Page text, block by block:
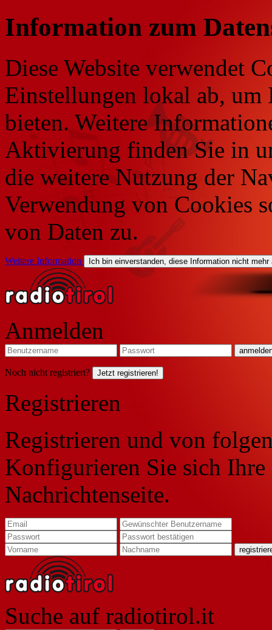
Information zum
Diese Website verwendet
Einstellungen lokal ab, um
bieten. Weitere
Aktivierung finden Sie in
die weitere Nutzung der
Verwendung von Cookies
von Daten zu.
Weitere Information Ich bin einverstanden, diese Information nicht mehr
Anmelden
Noch nicht registriert? Jetzt registrieren!
Registrieren
Registrieren und von
Konfigurieren Sie sich
Nachrichtenseite.
Suche auf radiotirol.it